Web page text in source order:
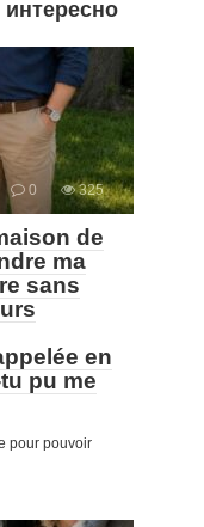
0 325
de
ma
sans
en
pu me
pour pouvoir